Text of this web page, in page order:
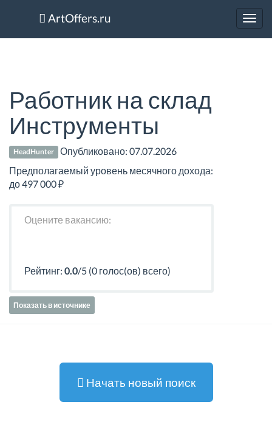
ArtOffers.ru
Работник на склад
Инструменты
HeadHunter Опубликовано:07.07.2026
Предполагаемый уровень месячного дохода:
до 497 000 ₽
Оцените вакансию:
Рейтинг: 0.0/5 (0 голос(ов) всего)
Показать в источнике
Начать новый поиск